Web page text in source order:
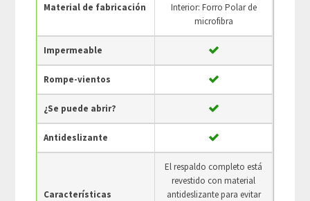
Material de fabricación
Interior: Forro Polar de
microfibra
Impermeable
Rompe-vientos
¿Se puede abrir?
Antideslizante
Características
El respaldo completo está
revestido con material
antideslizante para evitar